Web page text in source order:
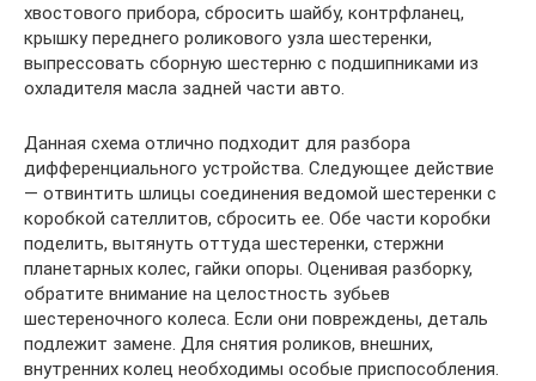
хвостового прибора, сбросить шайбу, контрфланец,
крышку переднего роликового узла шестеренки,
выпрессовать сборную шестерню с подшипниками из
охладителя масла задней части авто.
Данная схема отлично подходит для разбора
дифференциального устройства. Следующее действие
— отвинтить шлицы соединения ведомой шестеренки с
коробкой сателлитов, сбросить ее. Обе части коробки
поделить, вытянуть оттуда шестеренки, стержни
планетарных колес, гайки опоры. Оценивая разборку,
обратите внимание на целостность зубьев
шестереночного колеса. Если они повреждены, деталь
подлежит замене. Для снятия роликов, внешних,
внутренних колец необходимы особые приспособления.